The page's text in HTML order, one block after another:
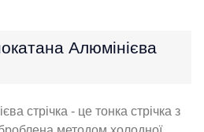
Алюмінієва
стрічка - це тонка стрічка з